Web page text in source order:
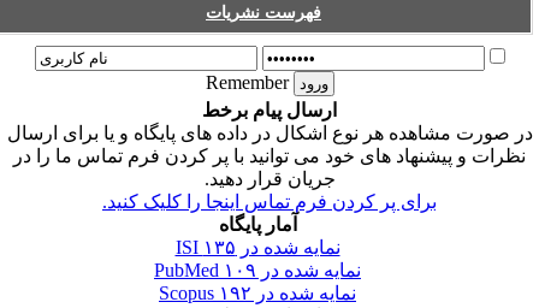
فهرست نشریات
Remember
ارسال پیام برخط
صورت مشاهده هر نوع اشکال در داده های پایگاه و یا برای ارسال
نظرات و پیشنهاد های خود می توانید با پر کردن فرم تماس ما را در
جریان قرار دهید.
برای پر کردن فرم تماس اینجا را کلیک کنید.
آمار پایگاه
نمایه شده در ISI۱۳۵
نمایه شده در PubMed۱۰۹
نمایه شده در Scopus۱۹۲